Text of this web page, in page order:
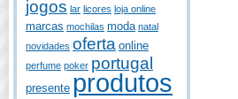
jogos lar licores loja online
marcas mochilas moda natal
novidades oferta online
perfume poker portugal
presente produtos